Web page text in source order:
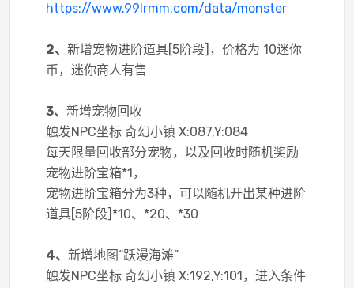
https://www.99lrmm.com/data/monster
2、 新增宠物进阶道具[5阶段]，价格为 10迷你
币，迷你商人有售
3、 新增宠物回收
触发NPC坐标 奇幻小镇 X:087,Y:084
每天限量回收部分宠物，以及回收时随机奖励
宠物进阶宝箱*1，
宠物进阶宝箱分为3种，可以随机开出某种进阶
道具[5阶段]*10、*20、*30
4、 新增地图“跃漫海滩”
触发NPC坐标 奇幻小镇 X:192,Y:101，进入条件